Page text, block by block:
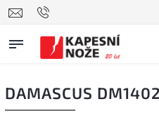
DAMASCUS